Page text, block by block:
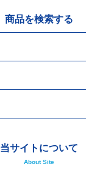
商品を検索する
当サイトについて
About Site